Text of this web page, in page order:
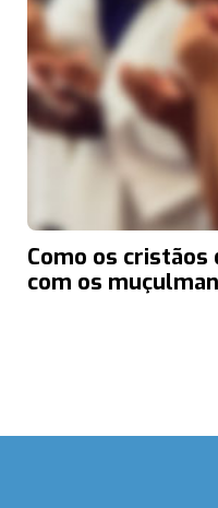
Como os cristãos
com os